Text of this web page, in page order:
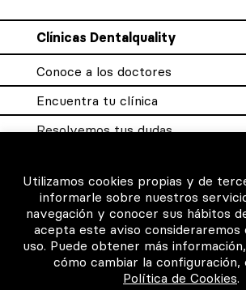
Clínicas Dentalquality
Conoce a los doctores
Encuentra tu clínica
Resolvemos tus dudas
Para los profesionales
Consigue tu certificado
Utilizamos cookies propias y de
informarle sobre nuestros
navegación y conocer sus hábitos
acepta este aviso consideraremos
uso. Puede obtener más
cómo cambiar la configuración,
Política de Cookies.